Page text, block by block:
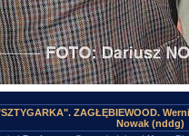
ZAGŁĘBIEWOOD.
Nowak (nddg)